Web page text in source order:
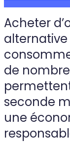
Acheter
de
seconde
une